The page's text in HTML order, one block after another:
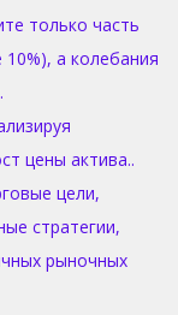
только часть
а колебания
цены актива..
цели,
стратегии,
рыночных